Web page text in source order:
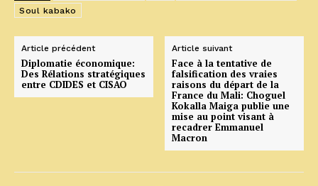
Soul kabako
Article précédent
Diplomatie économique:
Des Rélations stratégiques
entre CDIDES et CISAO
Article suivant
Face à la tentative de
falsification des vraies
raisons du départ de la
France du Mali: Choguel
Kokalla Maiga publie une
mise au point visant à
recadrer Emmanuel
Macron